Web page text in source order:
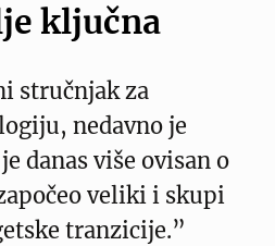
ključna
stručnjak za
nedavno je
danas više ovisan o
veliki i skupi
tranzicije.”